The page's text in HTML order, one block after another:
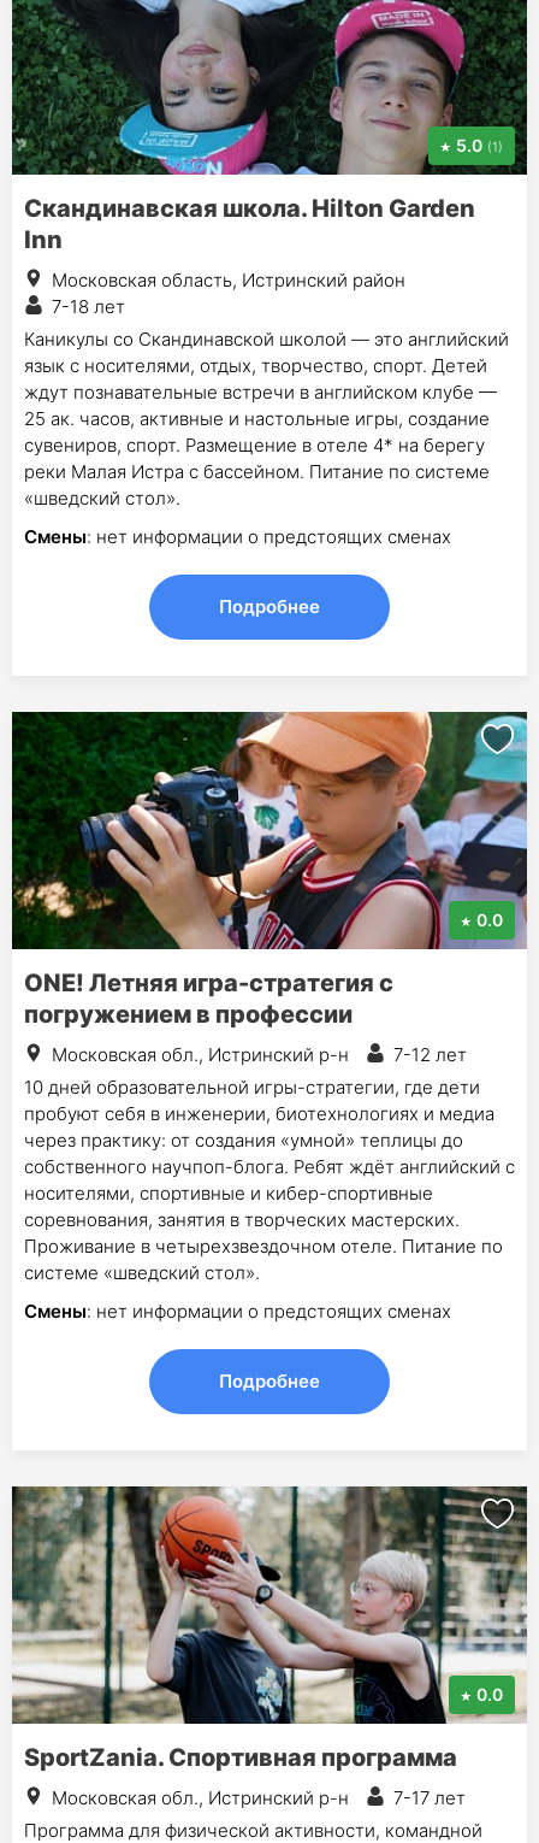
5.0 (1)
Скандинавская школа. Hilton Garden
Inn
Московская область, Истринский район
7-18 лет
Каникулы со Скандинавской школой — это английский
язык с носителями, отдых, творчество, спорт. Детей
ждут познавательные встречи в английском клубе —
25 ак. часов, активные и настольные игры, создание
сувениров, спорт. Размещение в отеле 4* на берегу
реки Малая Истра с бассейном. Питание по системе
«шведский стол».
Смены: нет информации о предстоящих сменах
Подробнее
0.0
ONE! Летняя игра-стратегия с
погружением в профессии
Московская обл., Истринский р-н
7-12 лет
10 дней образовательной игры-стратегии, где дети
пробуют себя в инженерии, биотехнологиях и медиа
через практику: от создания «умной» теплицы до
собственного научпоп-блога. Ребят ждёт английский с
носителями, спортивные и кибер-спортивные
соревнования, занятия в творческих мастерских.
Проживание в четырехзвездочном отеле. Питание по
системе «шведский стол».
Смены: нет информации о предстоящих сменах
Подробнее
0.0
SportZania. Спортивная программа
Московская обл., Истринский р-н
7-17 лет
Программа для физической активности, командной